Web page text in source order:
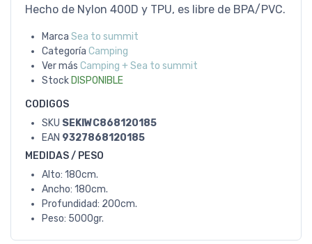
Hecho de Nylon 400D y TPU, es libre de BPA/PVC.
Marca Sea to summit
Categoría Camping
Ver más Camping + Sea to summit
Stock DISPONIBLE
CODIGOS
SKU SEKIWC868120185
EAN 9327868120185
MEDIDAS / PESO
Alto: 180cm.
Ancho: 180cm.
Profundidad: 200cm.
Peso: 5000gr.